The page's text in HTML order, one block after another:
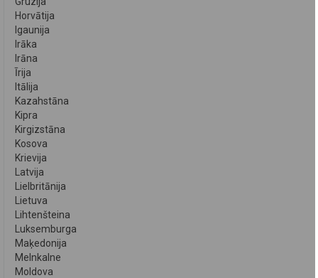
Horvātija
Igaunija
Irāka
Irāna
Īrija
Itālija
Kazahstāna
Kipra
Kirgizstāna
Kosova
Krievija
Latvija
Lielbritānija
Lietuva
Lihtenšteina
Luksemburga
Maķedonija
Melnkalne
Moldova